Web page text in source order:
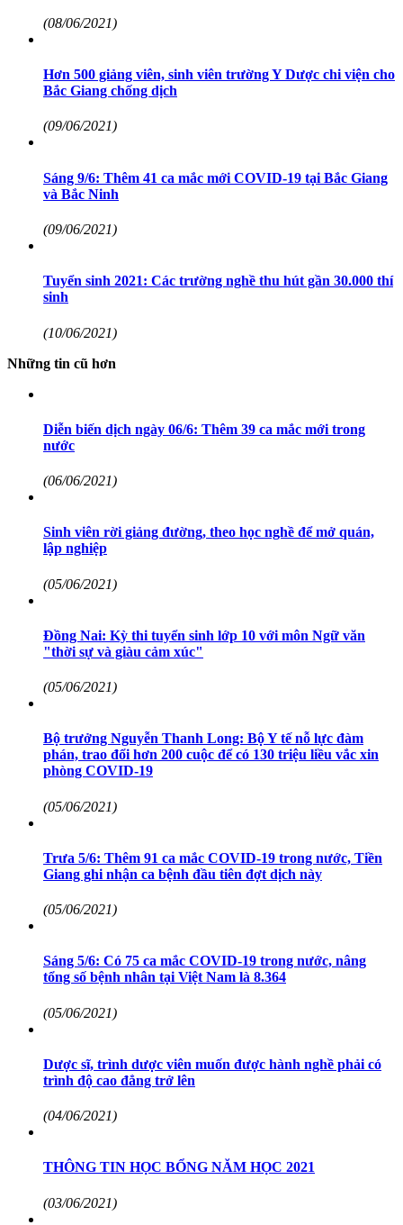
(08/06/2021)
Hơn 500 giảng viên, sinh viên trường Y Dược chi viện cho
Bắc Giang chống dịch
(09/06/2021)
Sáng 9/6: Thêm 41 ca mắc mới COVID-19 tại Bắc Giang
và Bắc Ninh
(09/06/2021)
Tuyển sinh 2021: Các trường nghề thu hút gần 30.000 thí
sinh
(10/06/2021)
Những tin cũ hơn
Diễn biến dịch ngày 06/6: Thêm 39 ca mắc mới trong
nước
(06/06/2021)
Sinh viên rời giảng đường, theo học nghề để mở quán,
lập nghiệp
(05/06/2021)
Đồng Nai: Kỳ thi tuyển sinh lớp 10 với môn Ngữ văn
"thời sự và giàu cảm xúc"
(05/06/2021)
Bộ trưởng Nguyễn Thanh Long: Bộ Y tế nỗ lực đàm
phán, trao đổi hơn 200 cuộc để có 130 triệu liều vắc xin
phòng COVID-19
(05/06/2021)
Trưa 5/6: Thêm 91 ca mắc COVID-19 trong nước, Tiền
Giang ghi nhận ca bệnh đầu tiên đợt dịch này
(05/06/2021)
Sáng 5/6: Có 75 ca mắc COVID-19 trong nước, nâng
tổng số bệnh nhân tại Việt Nam là 8.364
(05/06/2021)
Dược sĩ, trình dược viên muốn được hành nghề phải có
trình độ cao đẳng trở lên
(04/06/2021)
THÔNG TIN HỌC BỔNG NĂM HỌC 2021
(03/06/2021)